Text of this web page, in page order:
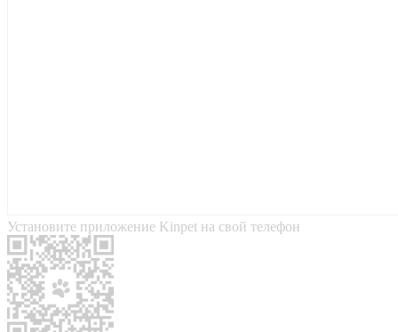
Установите приложение Kinpet на свой телефон